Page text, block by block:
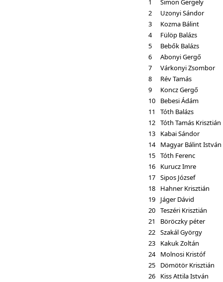
1
Simon Gergely
2
Uzonyi Sándor
3
Kozma Bálint
4
Fülöp Balázs
5
Bebők Balázs
6
Abonyi Gergő
7
Várkonyi Zsombor
8
Rév Tamás
9
Koncz Gergő
10
Bebesi Ádám
11
Tóth Balázs
12 Tóth Tamás Krisztián
13
Kabai Sándor
14 Magyar Bálint István
15 Tóth Ferenc
16
Kurucz Imre
17 Sipos József
18
Hahner Krisztián
19
Jáger Dávid
20 Teszéri Krisztián
21
Böröczky péter
22 Szakál György
23
Kakuk Zoltán
24
Molnosi Kristóf
25
Dömötör Krisztián
26
Kiss Attila István